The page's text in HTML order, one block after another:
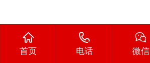
首页 电话 微信